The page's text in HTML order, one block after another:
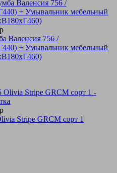
756 /
+ Умывальник мебельный
Stripe GRCM сорт 1